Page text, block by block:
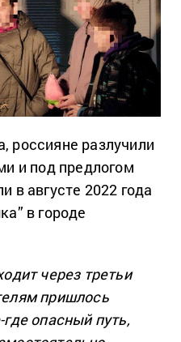
россияне разлучили
и под предлогом
в августе 2022 года
в городе
через третьи
пришлось
опасный путь,